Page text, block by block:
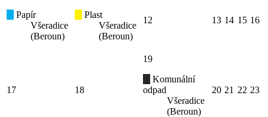
Papír
Všeradice
(Beroun)
Plast
Všeradice
(Beroun)
12 13 14 15 16
17 18
19
Komunální
odpad
Všeradice
(Beroun)
20 21 22 23